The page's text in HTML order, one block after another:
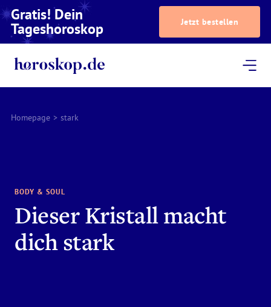
Gratis! Dein
Tageshoroskop Jetzt bestellen
Homepage > stark
BODY & SOUL
Dieser Kristall macht
dich stark